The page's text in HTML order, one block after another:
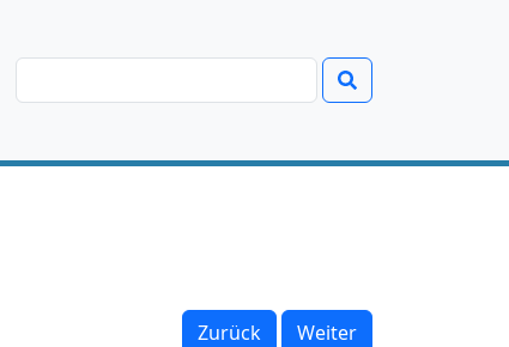
Zurück Weiter